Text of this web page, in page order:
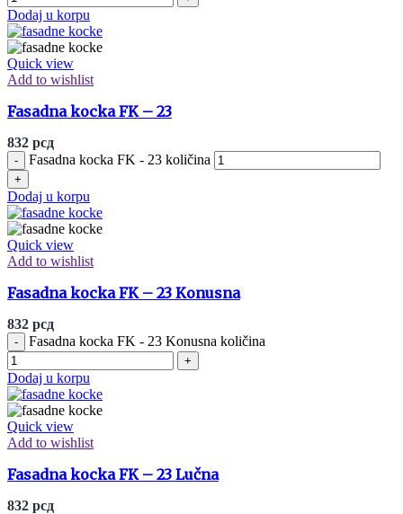
Dodaj u korpu
Quick view
Add to wishlist
Fasadna kocka FK – 23
832 рсд
Fasadna kocka FK - 23 količina
Dodaj u korpu
Quick view
Add to wishlist
Fasadna kocka FK – 23 Konusna
832 рсд
Fasadna kocka FK - 23 Konusna količina
Dodaj u korpu
Quick view
Add to wishlist
Fasadna kocka FK – 23 Lučna
832 рсд